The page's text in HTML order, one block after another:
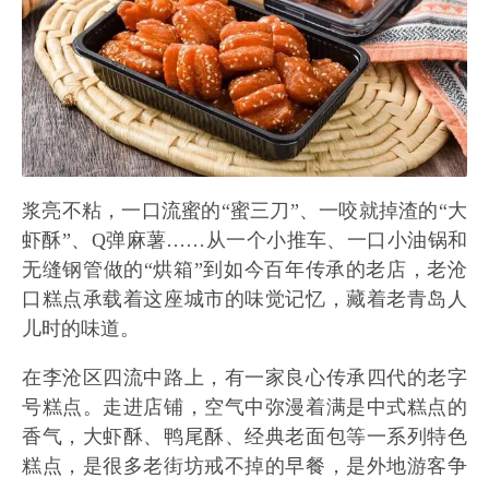
浆亮不粘，一口流蜜的“蜜三刀”、一咬就掉渣的“大
虾酥”、Q弹麻薯……从一个小推车、一口小油锅和
无缝钢管做的“烘箱”到如今百年传承的老店，老沧
口糕点承载着这座城市的味觉记忆，藏着老青岛人
儿时的味道。
在李沧区四流中路上，有一家良心传承四代的老字
号糕点。走进店铺，空气中弥漫着满是中式糕点的
香气，大虾酥、鸭尾酥、经典老面包等一系列特色
糕点，是很多老街坊戒不掉的早餐，是外地游客争